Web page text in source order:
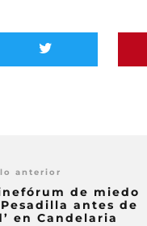
anterior
de miedo
antes de
en Candelaria